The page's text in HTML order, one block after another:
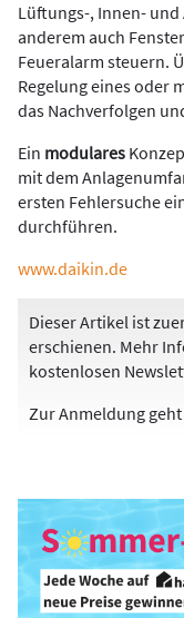
Lüftungs-, Innen-
anderem auch
Feueralarm steuern.
Regelung eines oder
das Nachverfolgen
Ein modulares
mit dem
ersten Fehlersuche
durchführen.
www.daikin.de
Dieser Artikel ist
erschienen. Mehr
kostenlosen
Zur Anmeldung